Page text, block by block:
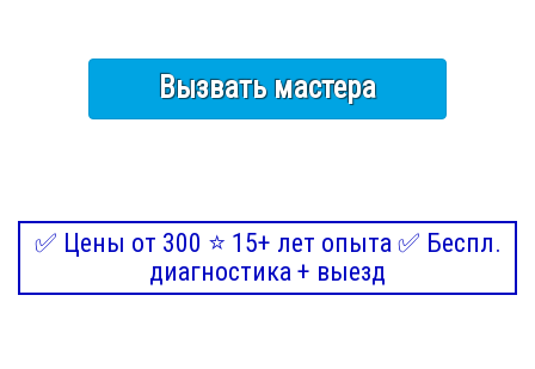
Вызвать мастера
✅ Цены от 300 ⭐ 15+ лет опыта ✅ Беспл.
диагностика + выезд